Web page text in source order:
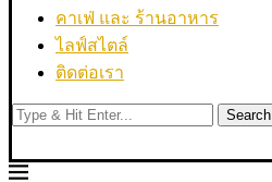
คาเฟ่ และ ร้านอาหาร
ไลฟ์สไตล์
ติดต่อเรา
Search